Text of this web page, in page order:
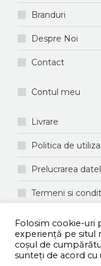
Branduri
Despre Noi
Contact
Contul meu
Livrare
Politica de
Prelucrarea
Termeni si
© Shopdiscount
Folosim cookie-uri
experiență pe situl
coşul de
sunteți de acord cu